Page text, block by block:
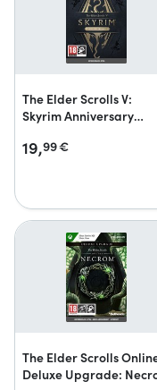
The Elder Scrolls V:
Skyrim Anniversary
19,99€
The Elder Scrolls
Deluxe Upgrade: